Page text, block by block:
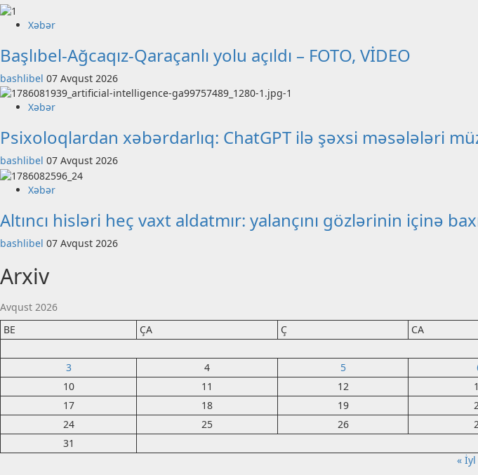
Xəbər
Başlıbel-Ağcaqız-Qaraçanlı yolu açıldı – FOTO, VİDEO
bashlibel 07 Avqust 2026
Xəbər
Psixoloqlardan xəbərdarlıq: ChatGPT ilə şəxsi məsələləri
bashlibel 07 Avqust 2026
Xəbər
Altıncı hisləri heç vaxt aldatmır: yalançını gözlərinin içinə
bashlibel 07 Avqust 2026
Arxiv
Avqust 2026
BE
ÇA Ç CA
3
4 5
10
11 12
17
18 19
24
25 26
31
« İyl